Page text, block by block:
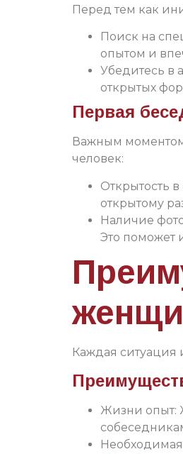
Перед тем как
Поиск на
опытом и
Убедитесь в
открытых
Первая
Важным моментом
человек:
Открытость
открытому
Наличие
Это поможет
Каждая ситуация
Жизни опыт: